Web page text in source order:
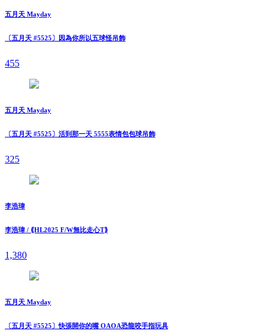
五月天 Mayday
〔五月天 #5525〕因為你所以五球怪吊飾
455
五月天 Mayday
〔五月天 #5525〕活到那一天 5555表情包包球吊飾
325
李浩瑋
李浩瑋 / ⟪HL2025 F/W無比走⼼T⟫
1,380
五月天 Mayday
〔五月天 #5525〕快張開你的嘴 OAOA恐龍咬手指玩具